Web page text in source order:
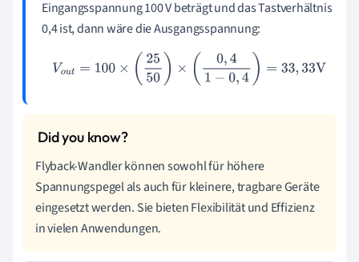
Eingangsspannung 100 V beträgt und das Tastverhältnis
0,4 ist, dann wäre die Ausgangsspannung:
Vou t=100 ×(2550)× (0 −0,4 33 33V
Flyback-Wandler können sowohl für höhere
Spannungspegel als auch für kleinere, tragbare Geräte
eingesetzt werden. Sie bieten Flexibilität und Effizienz
in vielen Anwendungen.